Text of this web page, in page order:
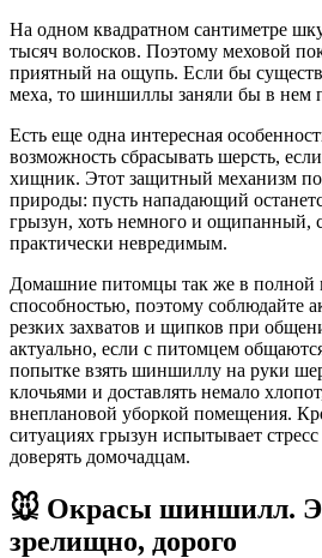
На одном квадратном сантиметре
тысяч волосков. Поэтому меховой
приятный на ощупь. Если бы
меха, то шиншиллы заняли бы в нем
Есть еще одна интересная
возможность сбрасывать шерсть, если
хищник. Этот защитный механизм
природы: пусть нападающий
грызун, хоть немного и ощипанный,
практически невредимым.
Домашние питомцы так же в полной
способностью, поэтому соблюдайте
резких захватов и щипков при
актуально, если с питомцем
попытке взять шиншиллу на руки
клочьями и доставлять немало
внеплановой уборкой помещения.
ситуациях грызун испытывает
доверять домочадцам.
🐭 Окрасы шиншилл.
зрелищно, дорого